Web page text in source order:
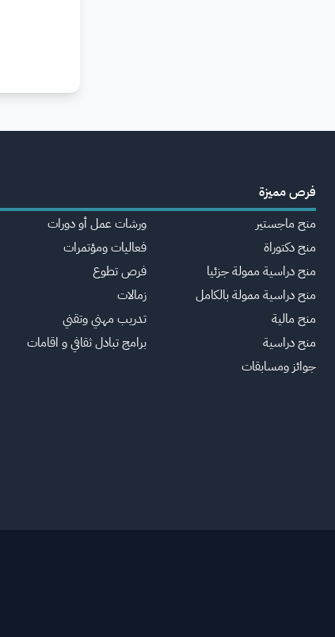
فرص مميزة
منح ماجستير
منح دكتوراة
منح دراسية ممولة جزئيا
منح دراسية ممولة بالكامل
منح مالية
منح دراسية
جوائز ومسابقات
ورشات عمل أو دورات
فعاليات ومؤتمرات
فرص تطوع
زمالات
تدريب مهني وتقني
برامج تبادل ثقافي و اقامات